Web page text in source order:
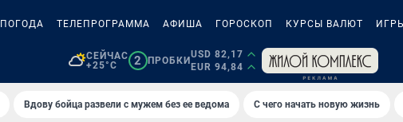
ПОГОДА ТЕЛЕПРОГРАММА АФИША ГОРОСКОП КУРСЫ ВАЛЮТ
СЕЙЧАС
+25°C
2 ПРОБКИ
USD 82,17
EUR 94,84
Вдову бойца развели с мужем без ее ведома С чего начать новую жизнь